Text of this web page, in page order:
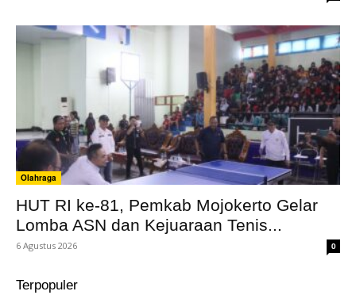
Olahraga
HUT RI ke-81, Pemkab Mojokerto Gelar
Lomba ASN dan Kejuaraan Tenis...
6 Agustus 2026 0
Terpopuler